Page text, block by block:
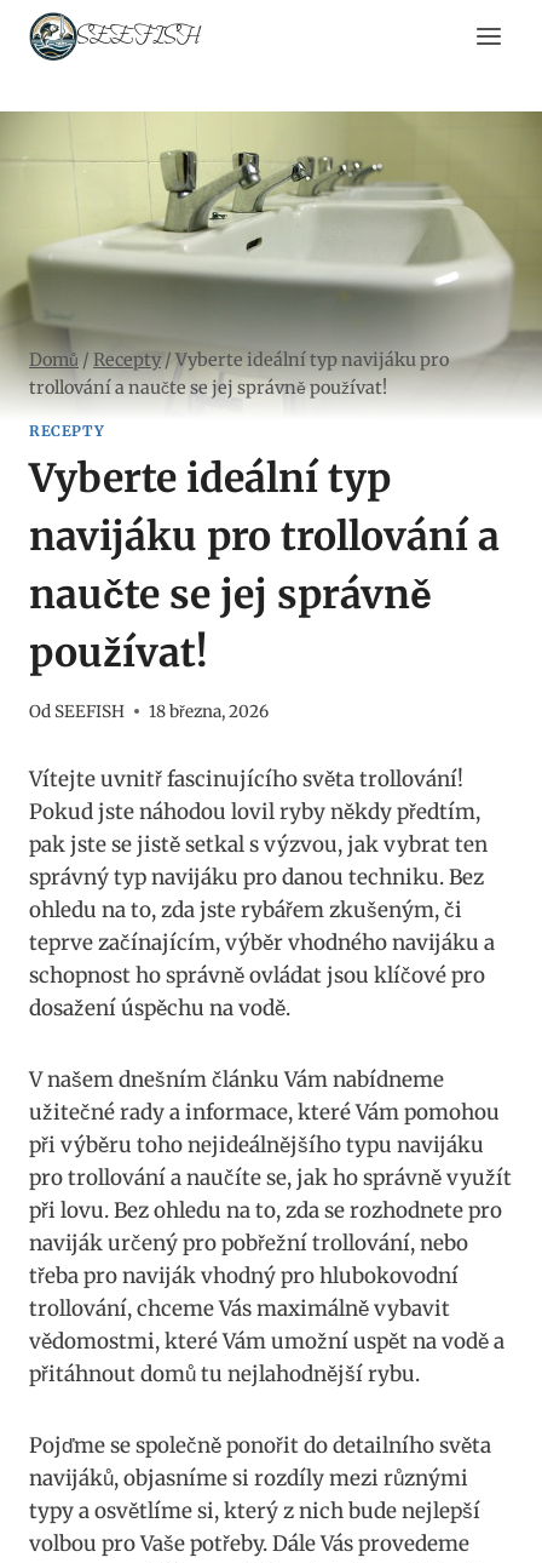
Přeskočit
SEEFISH
Domů / Recepty/ Vyberte ideální typ navijáku pro
trollování a naučte se jej správně používat!
RECEPTY
Vyberte ideální typ
navijáku pro trollování a
naučte se jej správně
používat!
Od SEEFISH 18 března, 2026
Vítejte uvnitř fascinujícího světa trollování!
Pokud jste náhodou lovil ryby někdy předtím,
pak jste se⁢ jistě setkal ⁢s výzvou, jak vybrat ten
správný typ navijáku pro danou techniku. Bez
ohledu na to, zda jste rybářem zkušeným, či
teprve začínajícím, výběr vhodného navijáku a
schopnost ho správně ovládat jsou klíčové pro
dosažení úspěchu na ⁤vodě.
V našem​ dnešním článku Vám nabídneme
užitečné rady a informace,⁤ které Vám pomohou
při výběru toho nejideálnějšího typu navijáku
pro trollování a naučíte se, jak ho správně využít
při ⁤lovu.⁢ Bez ohledu na to, zda se rozhodnete pro
naviják​ určený ‍pro pobřežní trollování, nebo
třeba pro naviják vhodný pro hlubokovodní
trollování, chceme Vás maximálně vybavit
vědomostmi,​ které Vám umožní uspět ‌na vodě ⁢a
přitáhnout domů tu nejlahodnější rybu.
Pojďme⁣ se společně ponořit do detailního světa
navijáků, objasníme si rozdíly mezi různými
typy a osvětlíme si, který z⁤ nich bude nejlepší
volbou pro Vaše potřeby. Dále Vás provedeme